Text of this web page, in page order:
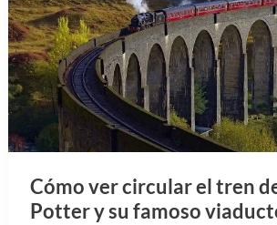
Cómo ver circular el tren
Potter y su famoso